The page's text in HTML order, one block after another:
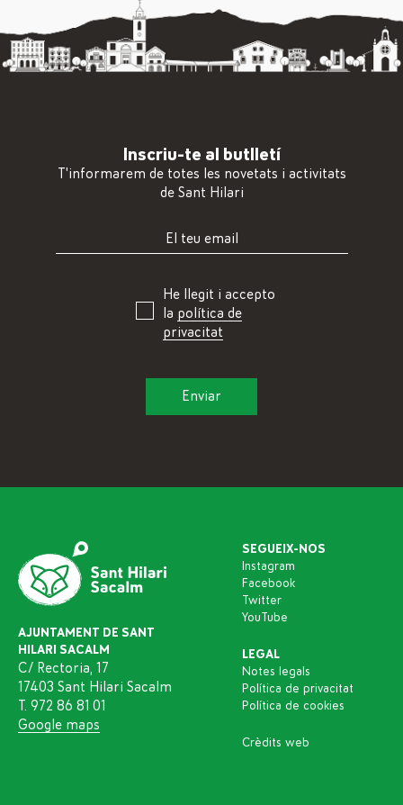
Inscriu-te al butlletí
T'informarem de totes les novetats i activitats
de Sant Hilari
He llegit i accepto
la política de
privacitat
AJUNTAMENT DE SANT
HILARI SACALM
C/ Rectoria, 17
17403 Sant Hilari Sacalm
T. 972 86 81 01
Google maps
SEGUEIX-NOS
Instagram
Facebook
Twitter
YouTube
LEGAL
Notes legals
Política de privacitat
Política de cookies
Crèdits web